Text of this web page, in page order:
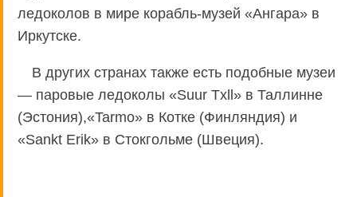
ледоколов в мире корабль-музей «Ангара» в
Иркутске.
В других странах также есть подобные музеи
— паровые ледоколы «Suur Tхll» в Таллинне
(Эстония),«Tarmo» в Котке (Финляндия) и
«Sankt Erik» в Стокгольме (Швеция).